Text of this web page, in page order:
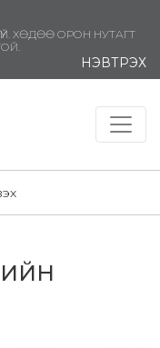
ХӨДӨӨ ОРОН НУТАГТ
НЭВТРЭХ